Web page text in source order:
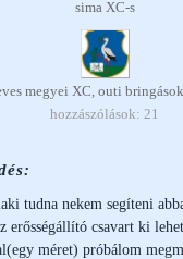
sima XC-s
megyei XC, outi
hozzászólások: 21
tudna nekem segíteni
erősségállító csavart ki
méret) próbálom